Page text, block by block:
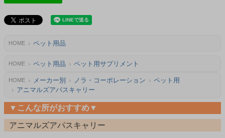
HOME ペット用品
HOME ペット用品 ペット用サプリメント
HOME メーカー別 ノラ・コーポレーション
ペット用
アニマルズアパスキャリー
▼こんな所がおすすめ▼
アニマルズアパスキャリー